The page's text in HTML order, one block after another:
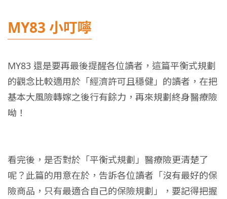
MY83 小叮嚀
MY83 還是要再最後提醒各位讀者，這篇平衡式規劃
的觀念比較適用於「經濟許可且穩健」的讀者，在把
基本大風險轉嫁之後行有餘力，再來規劃終身醫療險
呦！
看完後，是否對於「平衡式規劃」醫療險更清楚了
呢？此篇的用意在於，告訴各位讀者「沒有最好的保
險商品，只有最適合自己的保險規劃」，要記得把握